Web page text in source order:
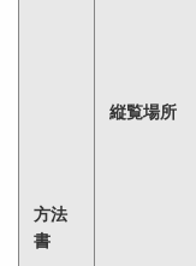
方法
書
縦覧場所